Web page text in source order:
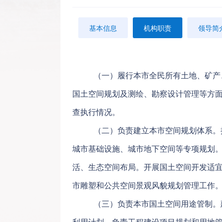
基本信息 机构职责 领导简
（一）履行本市全民所有土地、矿
国土空间规划及测绘、勘察设计管理等方
查执行情况。
（二）负责建立本市空间规划体系
城市基础设施、城市地下空间等专项规划
活、生态空间布局。开展国土空间开发适
市雕塑和公共空间景观风貌规划管理工作
（三）负责本市国土空间用途管制